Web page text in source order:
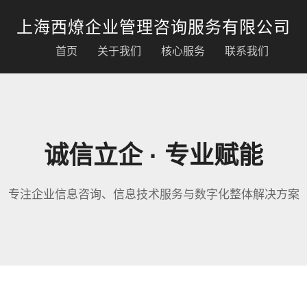
上海西燎企业管理咨询服务有限公司
首页 关于我们 核心服务 联系我们
诚信立企 · 专业赋能
专注企业信息咨询、信息技术服务与数字化整体解决方案